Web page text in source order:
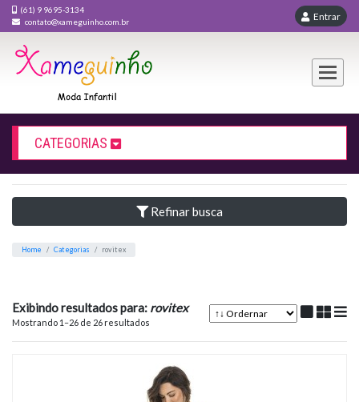
(61) 9 9695-3134
contato@xameguinho.com.br
CATEGORIAS
Refinar busca
Home Categorias rovitex
Exibindo resultados para: rovitex
Mostrando 1–26 de 26 resultados